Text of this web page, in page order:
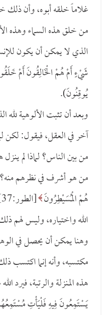
غلاماً خلقه أبوه، وأن ذلك
من خلق هذه السماء وهذه
الذي لا يمكن أن يكون
شَيْءٍ أَمْ هُمْ الْخَالِقُونَ أَمْ
يُوقِنُونَ).
وبعد أن تثبت الألوهية لله
آخر في العقل، فيقول: لكن
من بين الناس؟ لماذا لم
من هو أشرف في نظرهم
هُمْ الْمُسَيْطِرُونَ
الله واختياره، وليس لهم
وهنا يمكن أن يحصل في
مكتسبه، وأنه إنما اكتسب
هذه المنزلة والرتبة، فيرد
يَسْتَمِعُونَ فِيهِ فَلْيَأْتِ